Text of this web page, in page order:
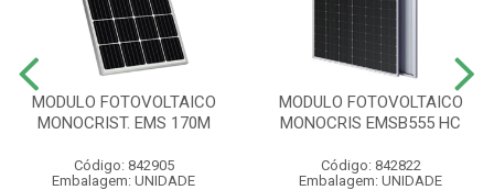
MODULO FOTOVOLTAICO
MONOCRIST. EMS 170M
Código: 842905
Embalagem: UNIDADE
MODULO FOTOVOLTAICO
MONOCRIS EMSB555 HC
Código: 842822
Embalagem: UNIDADE